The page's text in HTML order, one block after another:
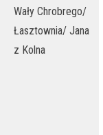
Wały Chrobrego/
Łasztownia/ Jana
z Kolna